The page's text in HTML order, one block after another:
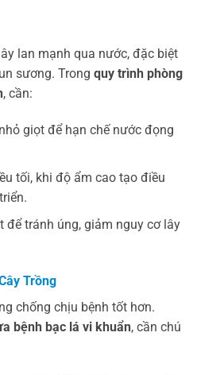
lan mạnh qua nước, đặc biệt
sương. Trong quy trình phòng
, cần:
giọt để hạn chế nước đọng
tối, khi độ ẩm cao tạo điều
tránh úng, giảm nguy cơ lây
Trồng
chống chịu bệnh tốt hơn.
bệnh bạc lá vi khuẩn, cần chú